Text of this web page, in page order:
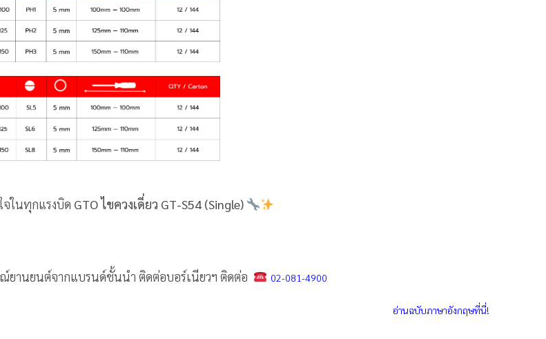
ในทุกแรงบิด GTO ไขควงเดี่ยว GT-S54 (Single)
ยานยนต์จากแบรนด์ชั้นนำ ติดต่อบอร์เนียวฯ ติดต่อ 02-081-4900
อ่านฉบับภาษาอังกฤษที่นี่!